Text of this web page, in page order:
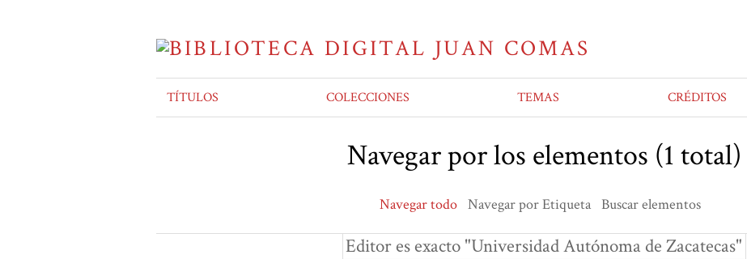
TÍTULOS COLECCIONES TEMAS CRÉDITOS
Navegar por los elementos (1 total)
Navegar todo Navegar por Etiqueta Buscar elementos
Editor es exacto "Universidad Autónoma de Zacatecas"